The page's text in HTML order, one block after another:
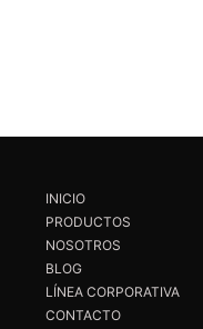
INICIO
PRODUCTOS
NOSOTROS
BLOG
LÍNEA CORPORATIVA
CONTACTO